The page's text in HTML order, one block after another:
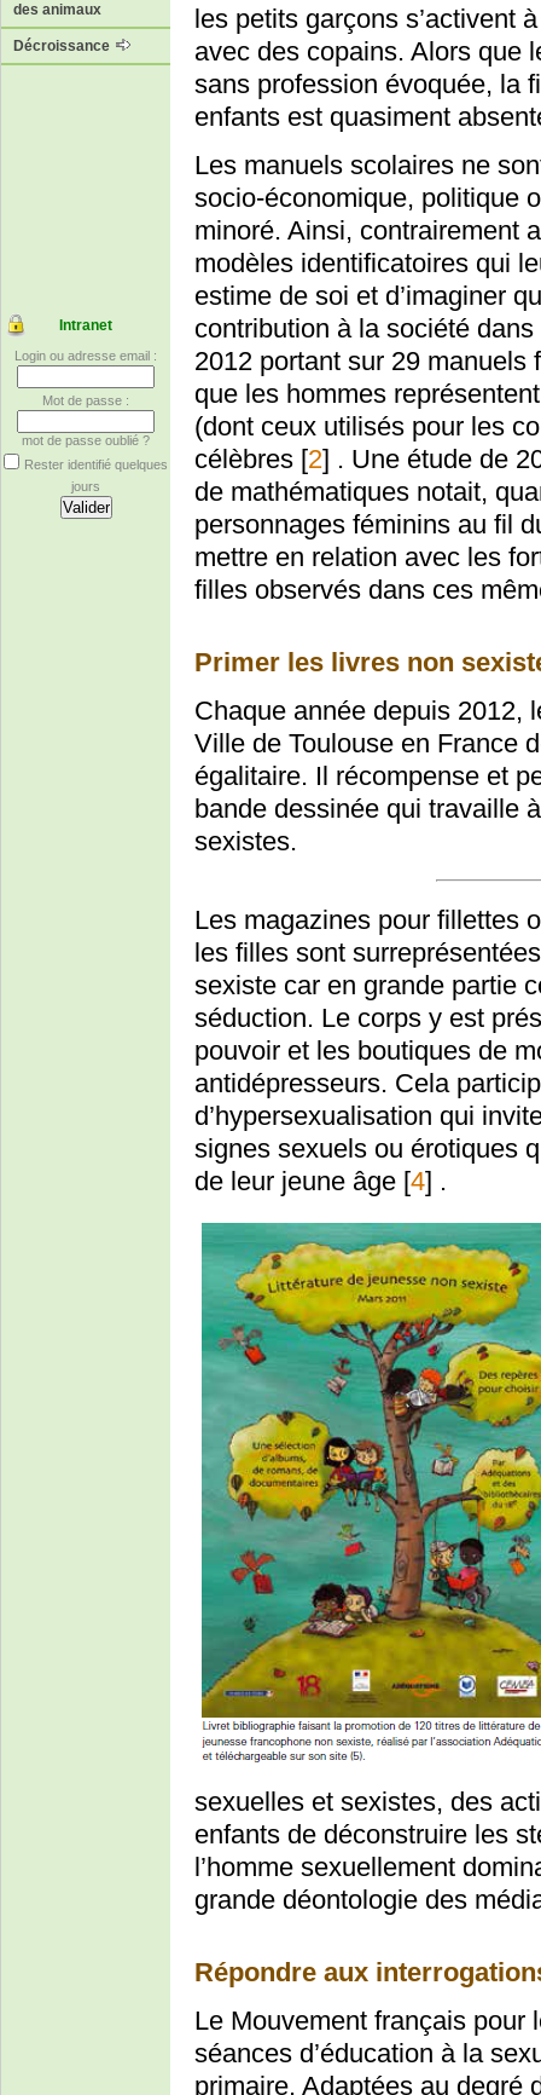
des animaux
Décroissance
Intranet
Login ou adresse email :
Mot de passe :
mot de passe oublié ?
Rester identifié quelques
jours
les petits garçons s’activent
avec des copains. Alors que
sans profession évoquée, la
enfants est quasiment
Les manuels scolaires ne
socio-économique, politique
minoré. Ainsi, contrairement
modèles identificatoires qui
estime de soi et d’imaginer
contribution à la société
2012 portant sur 29 manuels
que les hommes
(dont ceux utilisés pour les
célèbres [2] . Une étude de
de mathématiques notait,
personnages féminins au fil
mettre en relation avec les
filles observés dans ces
Primer les livres non
Chaque année depuis 2012,
Ville de Toulouse en France
égalitaire. Il récompense et
bande dessinée qui travaille
sexistes.
Les magazines pour fillettes
les filles sont
sexiste car en grande partie
séduction. Le corps y est
pouvoir et les boutiques de
antidépresseurs. Cela
d’hypersexualisation qui
signes sexuels ou érotiques
de leur jeune âge [4] .
sexuelles et sexistes, des
enfants de déconstruire les
l’homme sexuellement
grande déontologie des
Répondre aux
Le Mouvement français pour
séances d’éducation à la
primaire. Adaptées au degré